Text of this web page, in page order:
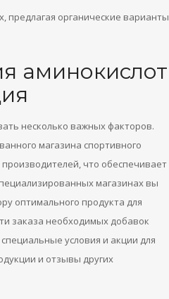
предлагая органические варианты
аминокислот
несколько важных факторов.
магазина спортивного
что обеспечивает
магазинах вы
оптимального продукта для
заказа необходимых добавок
условия и акции для
и отзывы других